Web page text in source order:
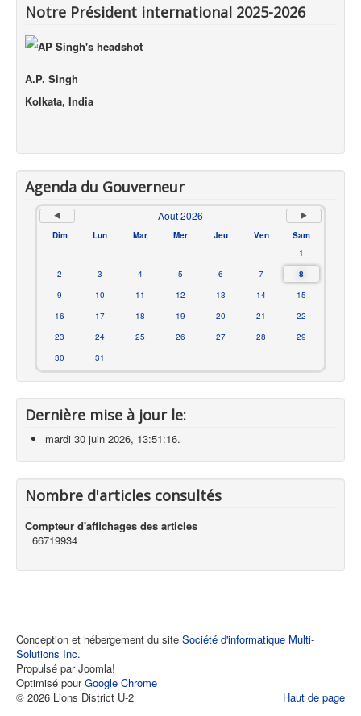
Notre Président international 2025-2026
A.P. Singh
Kolkata, India
Agenda du Gouverneur
Août 2026
Dim Lun Mar Mer Jeu Ven
Sam
1
2
3 4 5 6 7
8
9
10 11 12 13 14
15
16
17 18 19 20 21
22
23
24 25 26 27 28
29
30
31
Dernière mise à jour le:
mardi 30 juin 2026, 13:51:16.
Nombre d'articles consultés
Compteur d'affichages des articles
66719934
Conception et hébergement du site Société d'informatique Multi-
Solutions Inc.
Propulsé par Joomla!
Optimisé pourGoogle Chrome
Haut de page
© 2026 Lions District U-2